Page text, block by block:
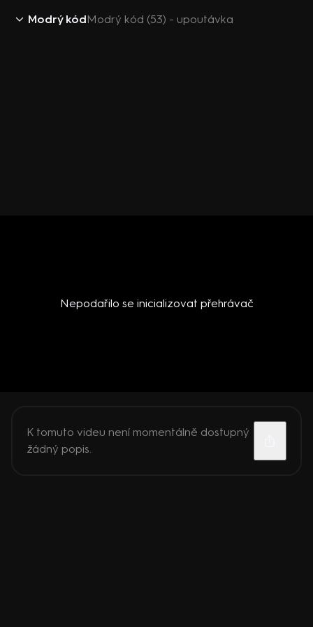
Modrý kódModrý kód (53) - upoutávka
Nepodařilo se inicializovat přehrávač
K tomuto videu není momentálně dostupný
žádný popis.